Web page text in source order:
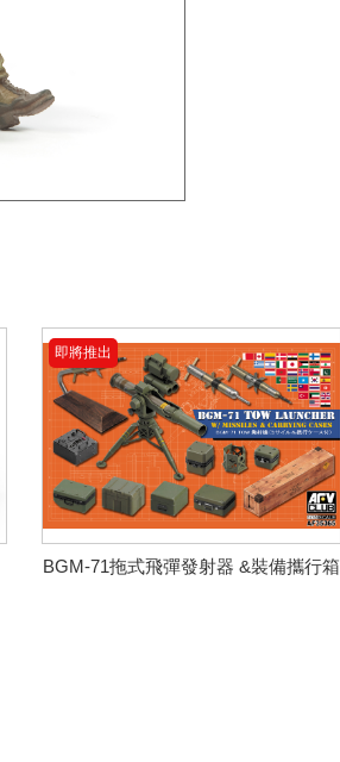
即將推出
BGM-71拖式飛彈發射器 &裝備攜行箱